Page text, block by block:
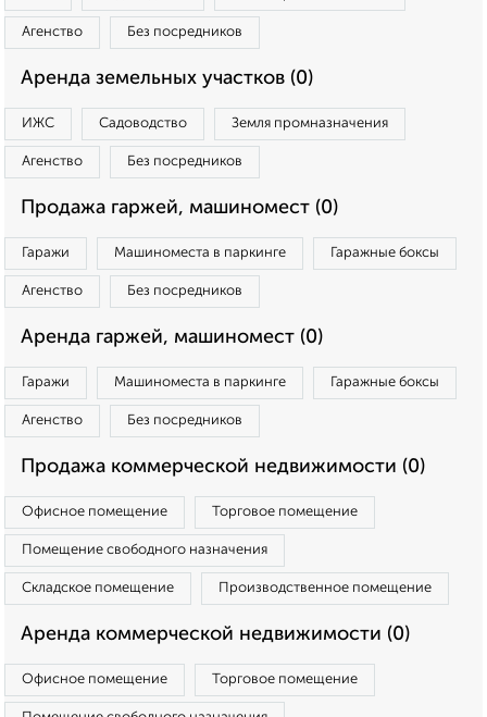
Агенство Без посредников
Аренда земельных участков (0)
ИЖС Садоводство Земля промназначения
Агенство Без посредников
Продажа гаржей, машиномест (0)
Гаражи Машиноместа в паркинге Гаражные боксы
Агенство Без посредников
Аренда гаржей, машиномест (0)
Гаражи Машиноместа в паркинге Гаражные боксы
Агенство Без посредников
Продажа коммерческой недвижимости (0)
Офисное помещение Торговое помещение
Помещение свободного назначения
Складское помещение Производственное помещение
Аренда коммерческой недвижимости (0)
Офисное помещение Торговое помещение